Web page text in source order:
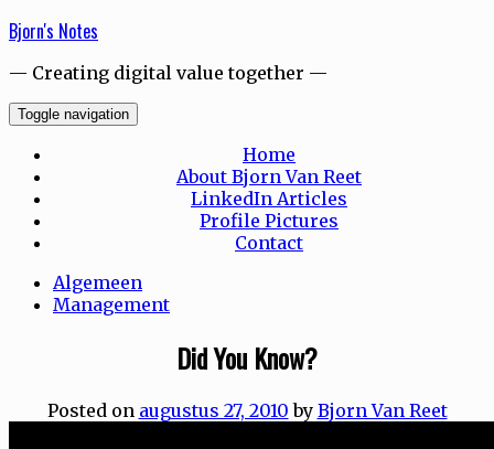
Skip
content
Bjorn's Notes
— Creating digital value together —
Toggle navigation
Home
About Bjorn Van Reet
LinkedIn Articles
Profile Pictures
Contact
Algemeen
Management
Did You Know?
Posted on augustus 27, 2010 by Bjorn Van Reet